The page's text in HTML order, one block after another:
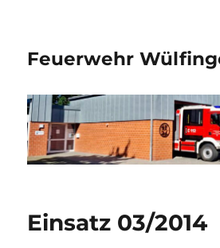
Feuerwehr
Einsatz 03/2014